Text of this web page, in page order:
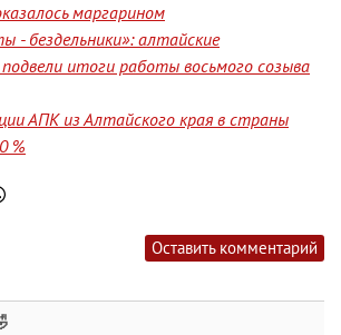
маргарином
- бездельники»: алтайские
итоги работы восьмого созыва
АПК из Алтайского края в страны
%
Оставить комментарий